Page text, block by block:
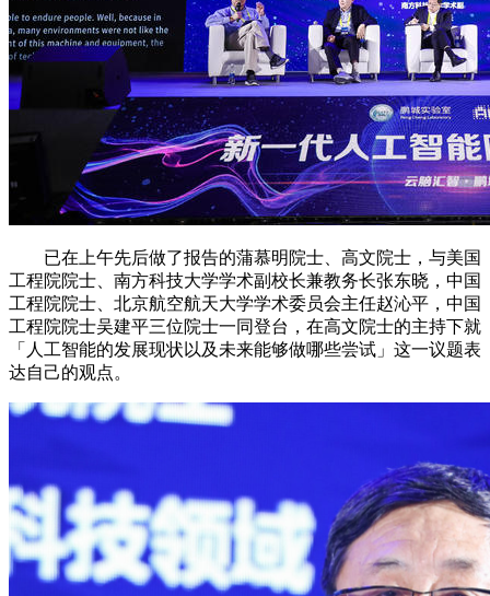
已在上午先后做了报告的蒲慕明院士、高文院士，与美国
工程院院士、南方科技大学学术副校长兼教务长张东晓，中国
工程院院士、北京航空航天大学学术委员会主任赵沁平，中国
工程院院士吴建平三位院士一同登台，在高文院士的主持下就
「人工智能的发展现状以及未来能够做哪些尝试」这一议题表
达自己的观点。